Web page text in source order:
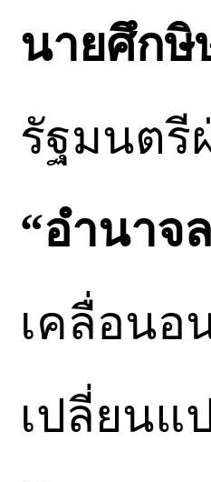
นายศึก
รัฐมนตรี
“อำนาจ
เคลื่อนอ
เปลี่ยนแ